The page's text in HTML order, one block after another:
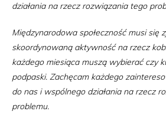
działania na rzecz rozwiązania tego
Międzynarodowa społeczność musi się
skoordynowaną aktywność na rzecz
każdego miesiąca muszą wybierać czy
podpaski. Zachęcam każdego
do nas i wspólnego działania na rzecz
problemu.